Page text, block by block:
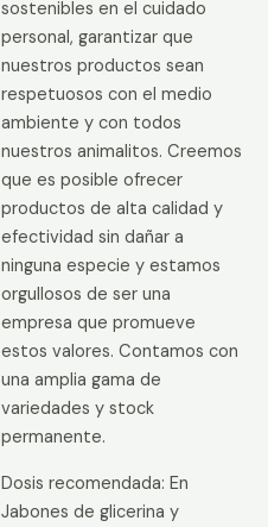
sostenibles en el cuidado
personal, garantizar que
nuestros productos sean
respetuosos con el medio
ambiente y con todos
nuestros animalitos. Creemos
que es posible ofrecer
productos de alta calidad y
efectividad sin dañar a
ninguna especie y estamos
orgullosos de ser una
empresa que promueve
estos valores. Contamos con
una amplia gama de
variedades y stock
permanente.
Dosis recomendada: En
Jabones de glicerina y